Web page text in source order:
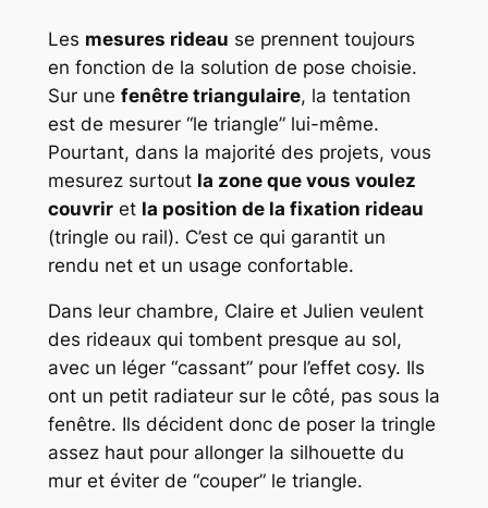
Les mesures rideau se prennent toujours
en fonction de la solution de pose choisie.
Sur une fenêtre triangulaire, la tentation
est de mesurer “le triangle” lui-même.
Pourtant, dans la majorité des projets, vous
mesurez surtout la zone que vous voulez
couvriret la position de la fixation rideau
(tringle ou rail). C’est ce qui garantit un
rendu net et un usage confortable.
Dans leur chambre, Claire et Julien veulent
des rideaux qui tombent presque au sol,
avec un léger “cassant” pour l’effet cosy. Ils
ont un petit radiateur sur le côté, pas sous la
fenêtre. Ils décident donc de poser la tringle
assez haut pour allonger la silhouette du
mur et éviter de “couper” le triangle.